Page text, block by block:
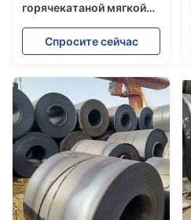
горячекатаной мягкой
низкоуглеродистая
мягкая сталь 20 калибр
Спросите сейчас